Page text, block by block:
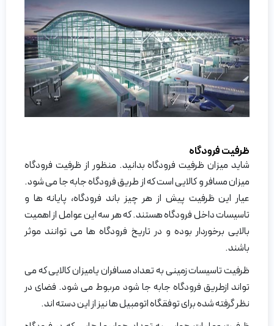
ظرفیت فرودگاه
شاید میزان ظرفیت فرودگاه بدانید. منظور از ظرفیت فرودگاه
میزان مسافر و کالایی است که از طریق فرودگاه جابه جا می شود.
عیار این ظرفیت پیش از هر چیز باند فرودگاه، پایانه ها و
تاسیسات داخل فرودگاه هستند. که هر سه این عوامل از اهمیت
بالایی برخوردار بوده و در تاریخ فرودگاه ها می توانند موثر
باشند.
ظرفیت تاسیسات زمینی به تعداد مسافران یامیزان کالایی که می
تواند ازطریق فرودگاه جابه جا شود مربوط می شود. فضای در
نظر گرفته شده برای توفقگاه اتومبیل ها نیز از این دسته اند.